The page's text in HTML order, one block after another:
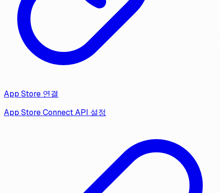
App Store 연결
App Store Connect API 설정